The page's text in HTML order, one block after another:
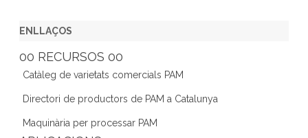
c
e
b
o
o
er gr
a
m
dI
n
ENLLAÇOS
00 RECURSOS 00
Catàleg de varietats comercials PAM
Directori de productors de PAM a Catalunya
Maquinària per processar PAM